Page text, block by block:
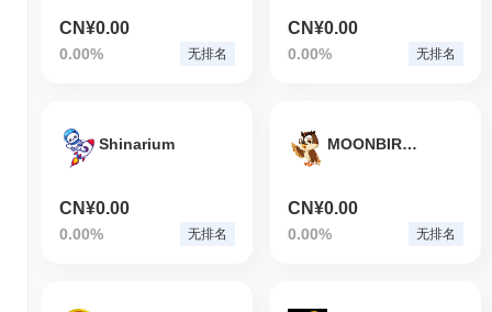
CN¥0.00
0.00% 无排名
CN¥0.00
0.00% 无排名
Shinarium
CN¥0.00
0.00% 无排名
MOONBIRDS FINANCE
CN¥0.00
0.00% 无排名